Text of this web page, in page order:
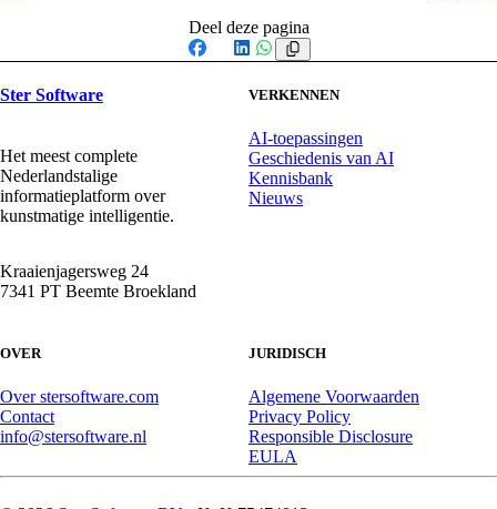
Deel deze pagina
Facebook
X LinkedIn
WhatsApp
Ster Software
Het meest complete
Nederlandstalige
informatieplatform over
kunstmatige intelligentie.
Kraaienjagersweg 24
7341 PT Beemte Broekland
VERKENNEN
AI-toepassingen
Geschiedenis van AI
Kennisbank
Nieuws
OVER
Over stersoftware.com
Contact
info@stersoftware.nl
JURIDISCH
Algemene Voorwaarden
Privacy Policy
Responsible Disclosure
EULA